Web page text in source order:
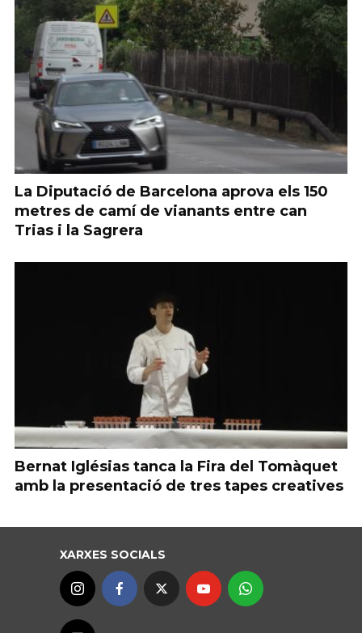
La Diputació de Barcelona aprova els 150
metres de camí de vianants entre can
Trias i la Sagrera
Bernat Iglésias tanca la Fira del Tomàquet
amb la presentació de tres tapes creatives
XARXES SOCIALS